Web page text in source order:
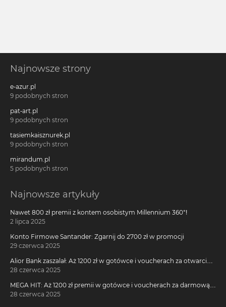
Najnowsze strony
e-azur.pl
9 podobnych stron
pat-art.pl
9 podobnych stron
tasiemkaisznurek.pl
9 podobnych stron
mirandum.pl
5 podobnych stron
Najnowsze artykuły
Nawet 800 zł premii z kontem osobistym Millennium 360°!
2 lipca 2025
Konto Firmowe Santander: Zgarnij do 2700 zł w promocji
29 czerwca 2025
Alior Bank zaszalał: Aż 1200 zł w gotówce i voucherach za otwarcie
darmowego konta!
28 czerwca 2025
MEGA HIT: Aż 1200 zł premii w gotówce i voucherach za darmową
kartę kredytową Citi Simplicity
28 czerwca 2025